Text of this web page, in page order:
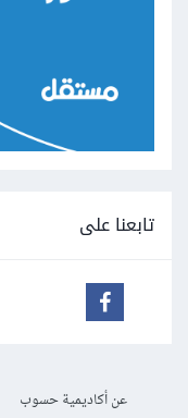
تابعنا على
عن أكاديمية حسوب